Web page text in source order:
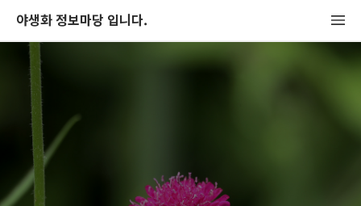
야생화 정보마당 입니다.